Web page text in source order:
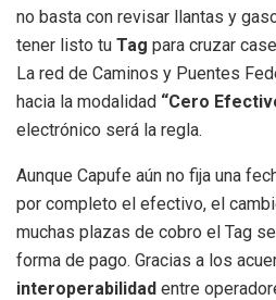
no basta con revisar llantas y
tener listo tu Tag para cruzar
La red de Caminos y Puentes
hacia la modalidad “Cero
electrónico será la regla.
Aunque Capufe aún no fija una
por completo el efectivo, el
muchas plazas de cobro el Tag
forma de pago. Gracias a los
interoperabilidad entre